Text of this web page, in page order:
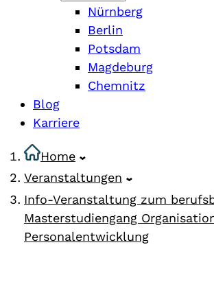
Nürnberg
Berlin
Potsdam
Magdeburg
Chemnitz
Blog
Karriere
Home
Veranstaltungen
Info-Veranstaltung zum
Masterstudiengang
Personalentwicklung